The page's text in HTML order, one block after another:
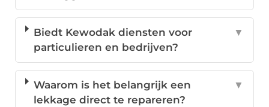
Biedt Kewodak diensten voor
particulieren en bedrijven?
▼
Waarom is het belangrijk een
lekkage direct te repareren?
▼